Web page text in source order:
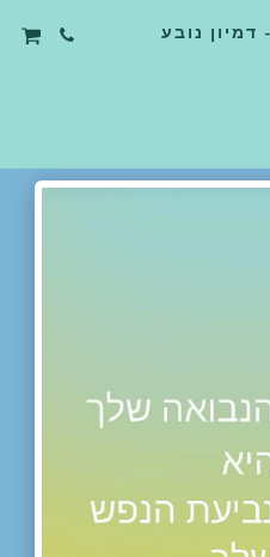
דמיון נובע